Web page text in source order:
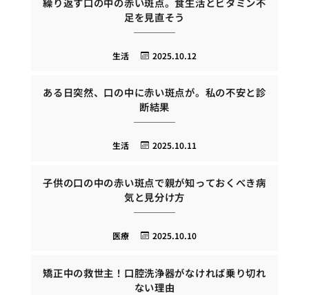
足を見直そう
2025.10.12
生活
ある日突然、口の中に赤い斑点が。私の不安と診
断結果
2025.10.11
生活
子供の口の中の赤い斑点で親が知っておくべき病
気と見分け方
2025.10.10
医療
矯正中の救世主！口腔洗浄器がなければ乗り切れ
ない理由